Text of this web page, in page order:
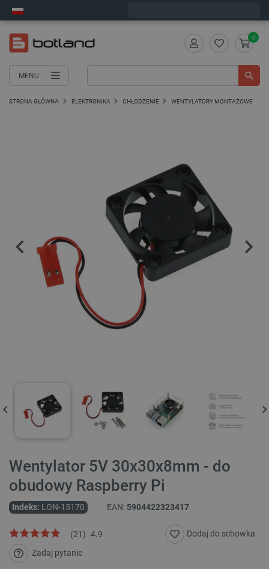
MENU
0
STRONA GŁÓWNA ELEKTRONIKA CHŁODZENIE WENTYLATORY MONTAŻOWE
Wentylator 5V 30x30x8mm - do
obudowy Raspberry Pi
Indeks: LON-15170 EAN: 5904422323417
4.9
(21)
Zadaj pytanie
Dodaj do schowka